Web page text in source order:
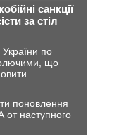
санкції
за стіл
України по
що
поновлення
от наступного